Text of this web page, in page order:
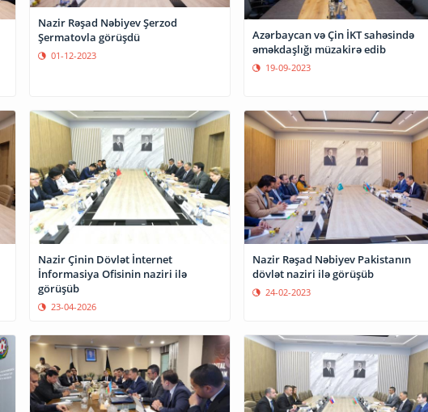
Nazir Rəşad Nəbiyev Şerzod
Şermatovla görüşdü
01-12-2023
Azərbaycan və Çin İKT sahəsində
əməkdaşlığı müzakirə edib
19-09-2023
Nazir Çinin Dövlət İnternet
İnformasiya Ofisinin naziri ilə
görüşüb
23-04-2026
Nazir Rəşad Nəbiyev Pakistanın
dövlət naziri ilə görüşüb
24-02-2023